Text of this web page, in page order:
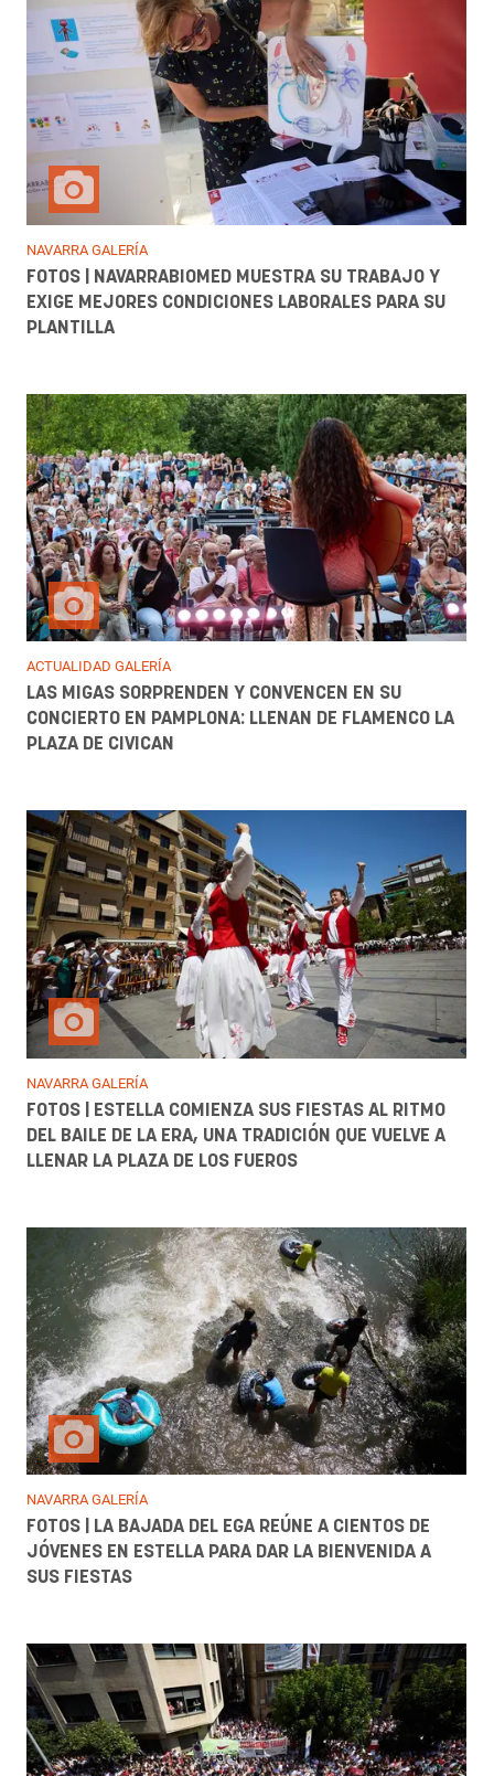
NAVARRA GALERÍA
FOTOS | NAVARRABIOMED MUESTRA SU TRABAJO Y
EXIGE MEJORES CONDICIONES LABORALES PARA SU
PLANTILLA
ACTUALIDAD GALERÍA
LAS MIGAS SORPRENDEN Y CONVENCEN EN SU
CONCIERTO EN PAMPLONA: LLENAN DE FLAMENCO LA
PLAZA DE CIVICAN
NAVARRA GALERÍA
FOTOS | ESTELLA COMIENZA SUS FIESTAS AL RITMO
DEL BAILE DE LA ERA, UNA TRADICIÓN QUE VUELVE A
LLENAR LA PLAZA DE LOS FUEROS
NAVARRA GALERÍA
FOTOS | LA BAJADA DEL EGA REÚNE A CIENTOS DE
JÓVENES EN ESTELLA PARA DAR LA BIENVENIDA A
SUS FIESTAS